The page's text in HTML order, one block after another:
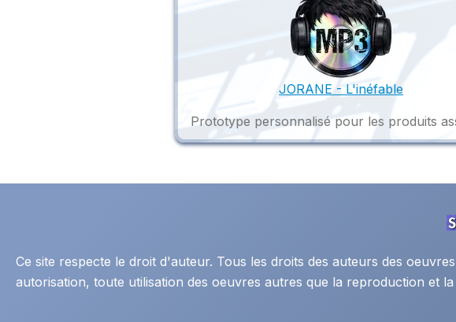
JORANE - L'inéfable
Prototype personnalisé pour les produits
Ce site respecte le droit d'auteur. Tous les droits des auteurs des
autorisation, toute utilisation des oeuvres autres que la reproduction et